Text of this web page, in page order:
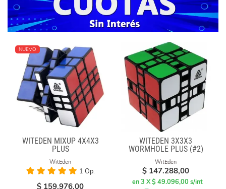
NUEVO
WITEDEN MIXUP 4X4X3
PLUS
WitEden
1 Op.
$ 159.976,00
WITEDEN 3X3X3
WORMHOLE PLUS (#2)
WitEden
$ 147.288,00
en 3 X $ 49.096,00 s/int